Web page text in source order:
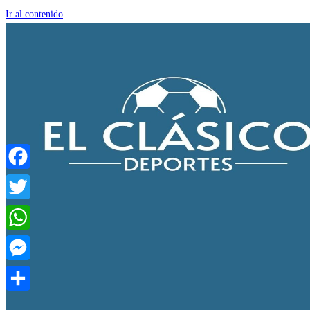
Ir al contenido
Facebook
Twitter
WhatsApp
Messenger